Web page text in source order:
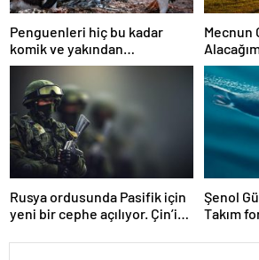
Penguenleri hiç bu kadar
komik ve yakından
görmemiştiniz
Mecnun
önemi
Rusya ordusunda Pasifik için
yeni bir cephe açılıyor. Çin’in
Şenol
Takım